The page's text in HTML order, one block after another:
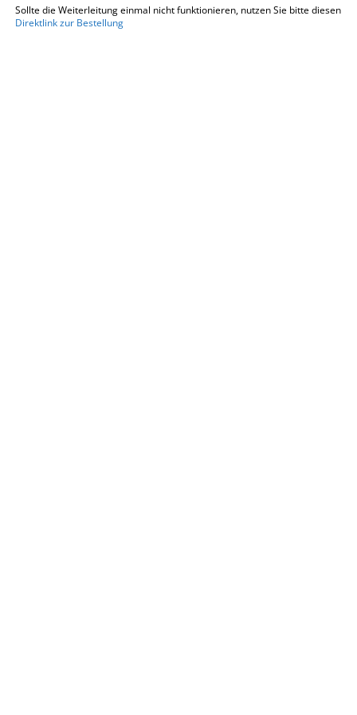
Sollte die Weiterleitung einmal nicht funktionieren, nutzen Sie bitte diesen
Direktlink zur Bestellung